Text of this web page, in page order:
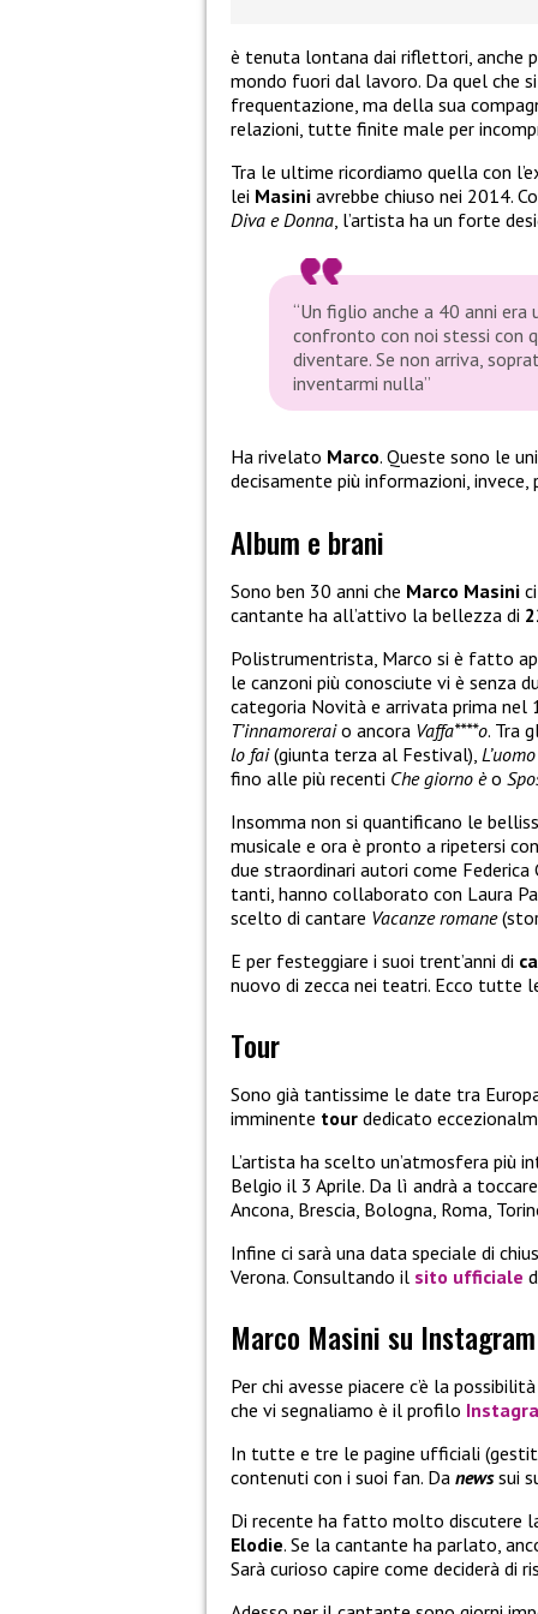
è tenuta lontana dai riflettori, anche
mondo fuori dal lavoro. Da quel che
frequentazione, ma della sua
relazioni, tutte finite male per
Tra le ultime ricordiamo quella con
lei Masini avrebbe chiuso nei 2014.
Diva e Donna, l’artista ha un forte
“Un figlio anche a 40 anni
confronto con noi stessi con
diventare. Se non arriva,
inventarmi nulla”
Ha rivelato Marco. Queste sono le
decisamente più informazioni, invece,
Album e brani
Sono ben 30 anni che Marco Masini
cantante ha all’attivo la bellezza di
Polistrumentrista, Marco si è fatto
le canzoni più conosciute vi è senza
categoria Novità e arrivata prima nel
T’innamoreraio ancora Vaffa****o. Tra
lo fai(giunta terza al Festival),
fino alle più recenti Che giorno èo
Insomma non si quantificano le
musicale e ora è pronto a ripetersi
due straordinari autori come Federica
tanti, hanno collaborato con Laura
scelto di cantare Vacanze romane
E per festeggiare i suoi trent’anni di
nuovo di zecca nei teatri. Ecco tutte
Tour
Sono già tantissime le date tra
imminente tour dedicato
L’artista ha scelto un’atmosfera più
Belgio il 3 Aprile. Da lì andrà a
Ancona, Brescia, Bologna, Roma,
Infine ci sarà una data speciale di
Verona. Consultando il sito ufficiale
Marco Masini su
Per chi avesse piacere c’è la
che vi segnaliamo è il profilo
In tutte e tre le pagine ufficiali
contenuti con i suoi fan. Da newssui
Di recente ha fatto molto discutere
Elodie. Se la cantante ha parlato,
Sarà curioso capire come deciderà di